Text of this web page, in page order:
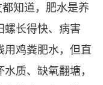
知道，肥水是养
螺长得快、病害
用鸡粪肥水，但直
质、缺氧翻塘，